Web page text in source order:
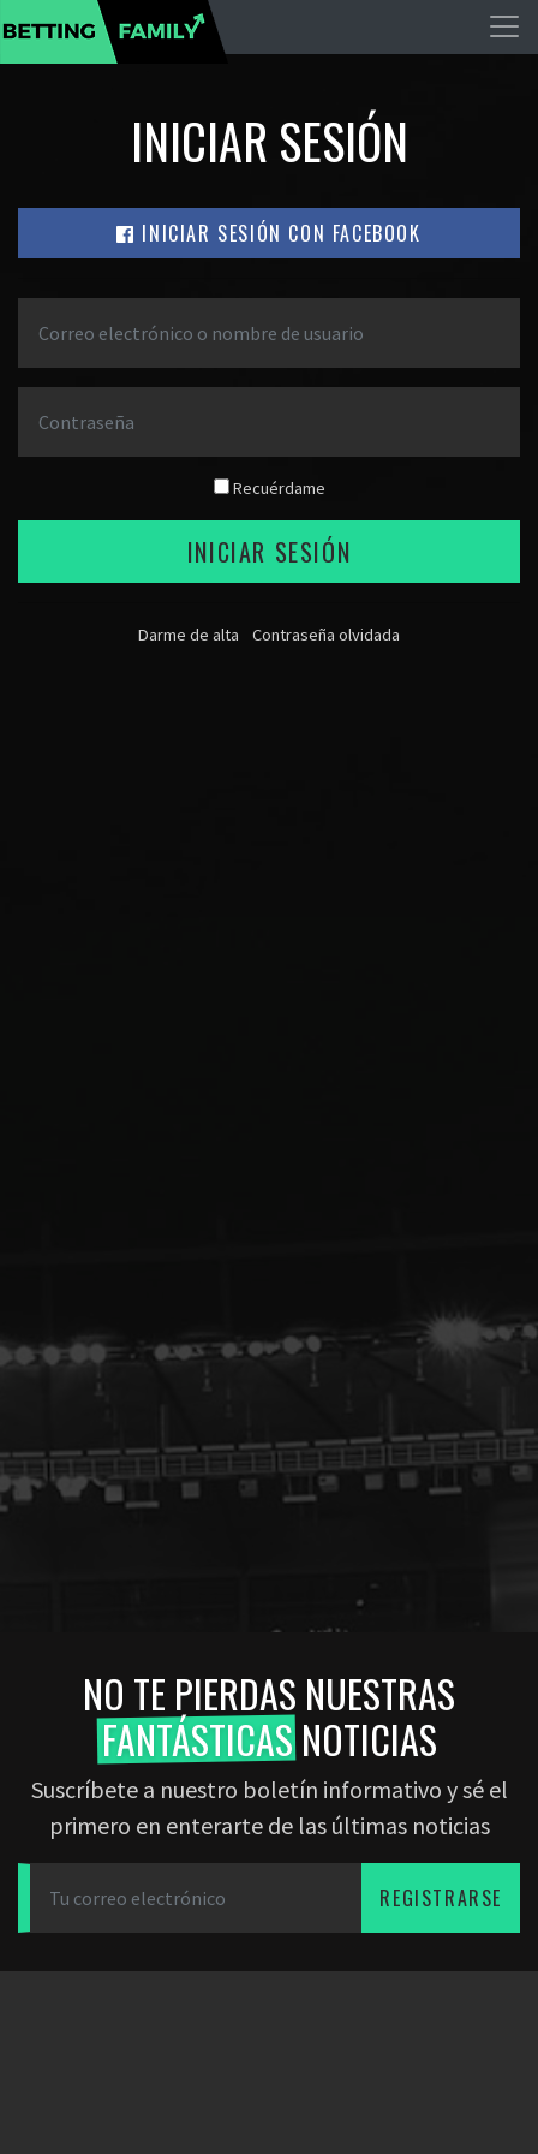
INICIAR SESIÓN
INICIAR SESIÓN CON FACEBOOK
Recuérdame
INICIAR SESIÓN
Darme de alta Contraseña olvidada
NO TE PIERDAS NUESTRAS
FANTÁSTICASNOTICIAS
Suscríbete a nuestro boletín informativo y sé el
primero en enterarte de las últimas noticias
REGISTRARSE